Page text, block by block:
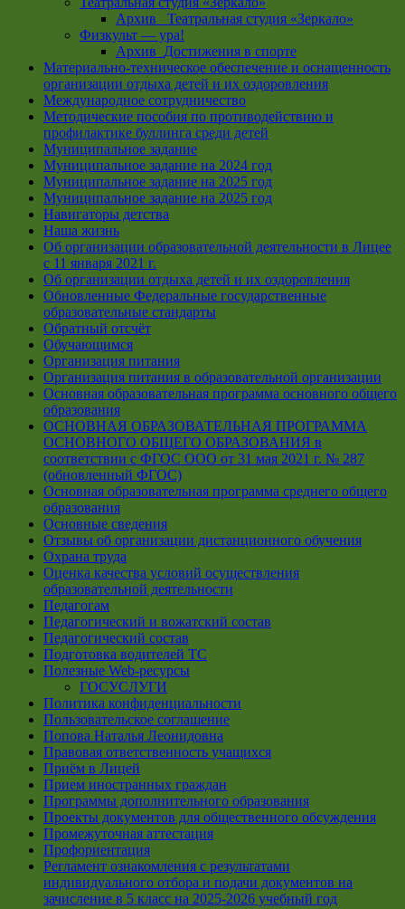
Архив _Театральная студия «Зеркало»
Физкульт — ура!
Архив_Достижения в спорте
Материально-техническое обеспечение и оснащенность
организации отдыха детей и их оздоровления
Международное сотрудничество
Методические пособия по противодействию и
профилактике буллинга среди детей
Муниципальное задание
Муниципальное задание на 2024 год
Муниципальное задание на 2025 год
Муниципальное задание на 2025 год
Навигаторы детства
Наша жизнь
Об организации образовательной деятельности в Лицее
с 11 января 2021 г.
Об организации отдыха детей и их оздоровления
Обновленные Федеральные государственные
образовательные стандарты
Обратный отсчёт
Обучающимся
Организация питания
Организация питания в образовательной организации
Основная образовательная программа основного общего
образования
ОСНОВНАЯ ОБРАЗОВАТЕЛЬНАЯ ПРОГРАММА
ОСНОВНОГО ОБЩЕГО ОБРАЗОВАНИЯ в
соответствии с ФГОС ООО от 31 мая 2021 г. № 287
(обновленный ФГОС)
Основная образовательная программа среднего общего
образования
Основные сведения
Отзывы об организации дистанционного обучения
Охрана труда
Оценка качества условий осуществления
образовательной деятельности
Педагогам
Педагогический и вожатский состав
Педагогический состав
Подготовка водителей ТС
Полезные Web-ресурсы
ГОСУСЛУГИ
Политика конфиденциальности
Пользовательское соглашение
Попова Наталья Леонидовна
Правовая ответственность учащихся
Приём в Лицей
Прием иностранных граждан
Программы дополнительного образования
Проекты документов для общественного обсуждения
Промежуточная аттестация
Профориентация
Регламент ознакомления с результатами
индивидуального отбора и подачи документов на
зачисление в 5 класс на 2025-2026 учебный год